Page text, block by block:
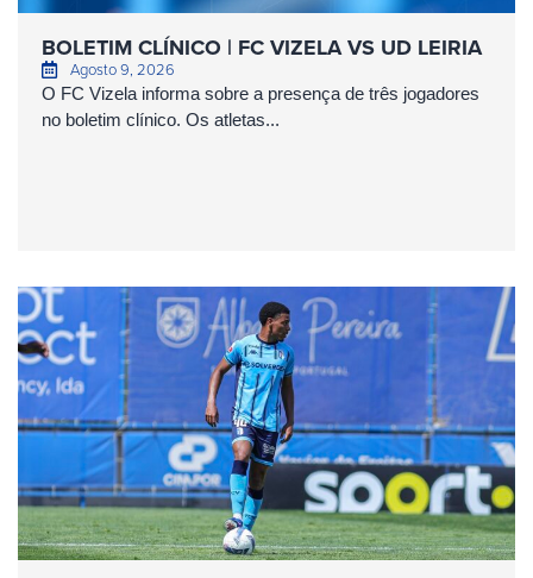
BOLETIM CLÍNICO | FC VIZELA VS UD LEIRIA
Agosto 9, 2026
O FC Vizela informa sobre a presença de três jogadores
no boletim clínico. Os atletas...